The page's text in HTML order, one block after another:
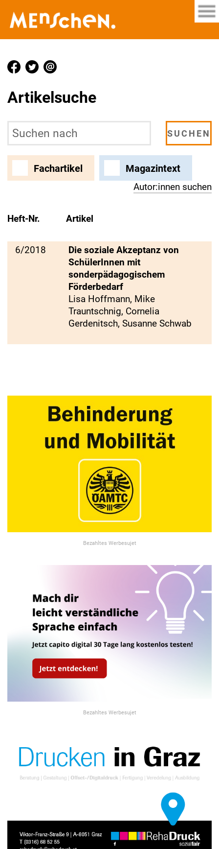
Artikelsuche
Fachartikel Magazintext
Autor:innen suchen
Heft-Nr. Artikel
6/2018
Die soziale Akzeptanz von
SchülerInnen mit
sonderpädagogischem
Förderbedarf
Lisa Hoffmann, Mike
Trauntschnig, Cornelia
Gerdenitsch, Susanne Schwab
Bezahltes Werbesujet
Bezahltes Werbesujet